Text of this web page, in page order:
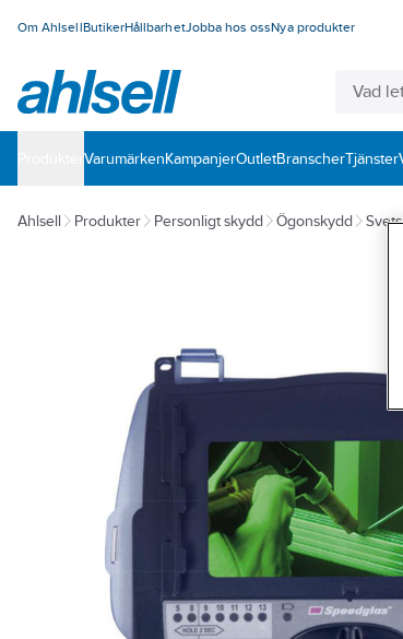
Om AhlsellButikerHållbarhetJobba hos ossNya produkter
VarumärkenKampanjerOutletBranscherTjänster
Ahlsell Produkter Personligt skydd Ögonskydd Svets